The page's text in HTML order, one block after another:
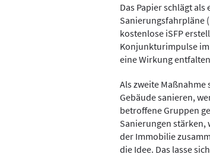
Das Papier schlägt
Sanierungsfahrpläne
kostenlose iSFP
Konjunkturimpulse
eine Wirkung
Als zweite
Gebäude sanieren,
betroffene Gruppen
Sanierungen
der Immobilie
die Idee. Das lasse